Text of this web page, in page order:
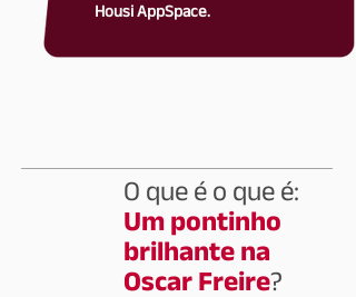
Housi AppSpace.
O que é o que é:
Um pontinho
brilhante na
Oscar Freire?